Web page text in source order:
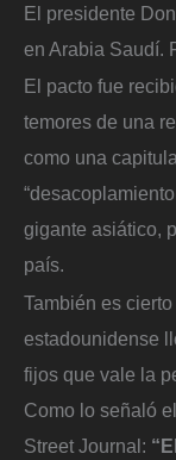
El presidente
en Arabia Saudí.
El pacto fue
temores de una
como una
gigante asiático,
país.
También es
estadounidense
fijos que vale la
Como lo señaló
Street Journal: